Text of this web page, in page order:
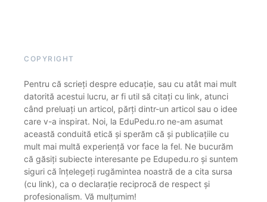
COPYRIGHT
Pentru că scrieți despre educație, sau cu atât mai mult
datorită acestui lucru, ar fi util să citați cu link, atunci
când preluați un articol, părți dintr-un articol sau o idee
care v-a inspirat. Noi, la EduPedu.ro ne-am asumat
această conduită etică și sperăm că și publicațiile cu
mult mai multă experiență vor face la fel. Ne bucurăm
că găsiți subiecte interesante pe Edupedu.ro și suntem
siguri că înțelegeți rugămintea noastră de a cita sursa
(cu link), ca o declarație reciprocă de respect și
profesionalism. Vă mulțumim!